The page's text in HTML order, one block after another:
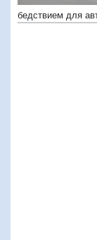
бедствием для